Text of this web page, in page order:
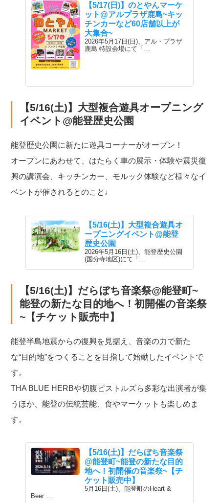
【5/17(日)】のとやんマーケ
ット@アルプラザ鹿島~キッ
チンカーなど60店舗以上が
大集合~
2026年5月17日(日)、アル・プラザ
鹿島 特設会場にて「…
【5/16(土)】大型複合遊具オープニング
イベント@能登歴史公園
能登歴史公園に新たに遊具コーナーがオープン！
オープンにあわせて、はたらく車の展示・体験や震災復
興の講演会、キッチンカー、モルック体験など様々なイ
ベントが催されるとのこと♩
【5/16(土)】大型複合遊具オ
ープニングイベント@能登
歴史公園
2026年5月16日(土)、能登歴史公園
(国分寺地区)にて「…
【5/16(土)】だらぼち音楽祭@能登町~
能登の新たな目的地へ！初開催の音楽祭
~【チケット販売中】
能登半島地震からの復興を見据え、音楽の力で新た
な“目的地”をつくることを目指して始動したイベントで
す。
THA BLUE HERBや切腹ピストルズら多彩な出演者が集
うほか、能登の伝統芸能、食やマーケットも楽しめま
す。
【5/16(土)】だらぼち音楽祭
@能登町~能登の新たな目的
地へ！初開催の音楽祭~【チ
ケット販売中】
5月16日(土)、能登町のHeart &
Beer …